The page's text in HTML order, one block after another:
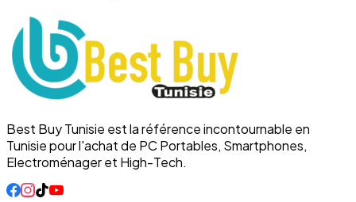
Best Buy Tunisie est la référence incontournable en
Tunisie pour l'achat de PC Portables, Smartphones,
Electroménager et High-Tech.